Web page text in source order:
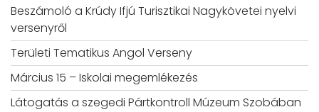
Beszámoló a Krúdy Ifjú Turisztikai Nagykövetei nyelvi
versenyről
Területi Tematikus Angol Verseny
Március 15 – Iskolai megemlékezés
Látogatás a szegedi Pártkontroll Múzeum Szobában